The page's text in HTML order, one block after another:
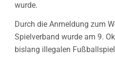
wurde.
Durch die Anmeldung zum
Spielverband wurde am 9.
bislang illegalen